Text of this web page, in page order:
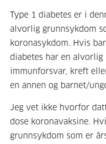
Type 1 diabetes er i
alvorlig grunnsykdom
koronasykdom. Hvis
diabetes har en
immunforsvar, kreft
en annen og barnet/
Jeg vet ikke hvorfor
dose koronavaksine.
grunnsykdom som er